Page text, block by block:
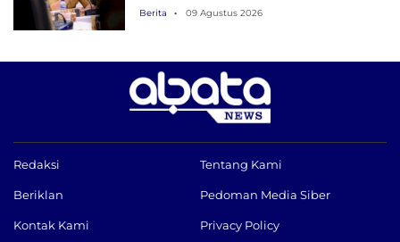
Berita 09 Agustus 2026
Redaksi Tentang Kami
Beriklan Pedoman Media Siber
Kontak Kami Privacy Policy